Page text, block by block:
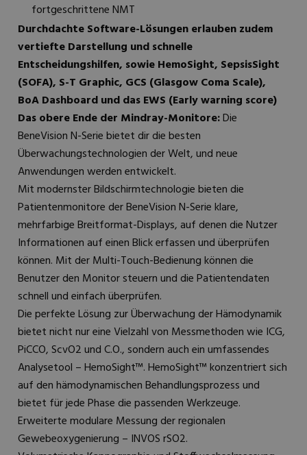
fortgeschrittene NMT
Durchdachte Software-Lösungen erlauben zudem
vertiefte Darstellung und schnelle
Entscheidungshilfen, sowie HemoSight, SepsisSight
(SOFA), S-T Graphic, GCS (Glasgow Coma Scale),
BoA Dashboard und das EWS (Early warning score)
Das obere Ende der Mindray-Monitore:Die
BeneVision N-Serie bietet dir die besten
Überwachungstechnologien der Welt, und neue
Anwendungen werden entwickelt.
Mit modernster Bildschirmtechnologie bieten die
Patientenmonitore der BeneVision N-Serie klare,
mehrfarbige Breitformat-Displays, auf denen die Nutzer
Informationen auf einen Blick erfassen und überprüfen
können. Mit der Multi-Touch-Bedienung können die
Benutzer den Monitor steuern und die Patientendaten
schnell und einfach überprüfen.
Die perfekte Lösung zur Überwachung der Hämodynamik
bietet nicht nur eine Vielzahl von Messmethoden wie ICG,
PiCCO, ScvO2 und C.O., sondern auch ein umfassendes
Analysetool – HemoSight™. HemoSight™ konzentriert sich
auf den hämodynamischen Behandlungsprozess und
bietet für jede Phase die passenden Werkzeuge.
Erweiterte modulare Messung der regionalen
Gewebeoxygenierung – INVOS rSO2.